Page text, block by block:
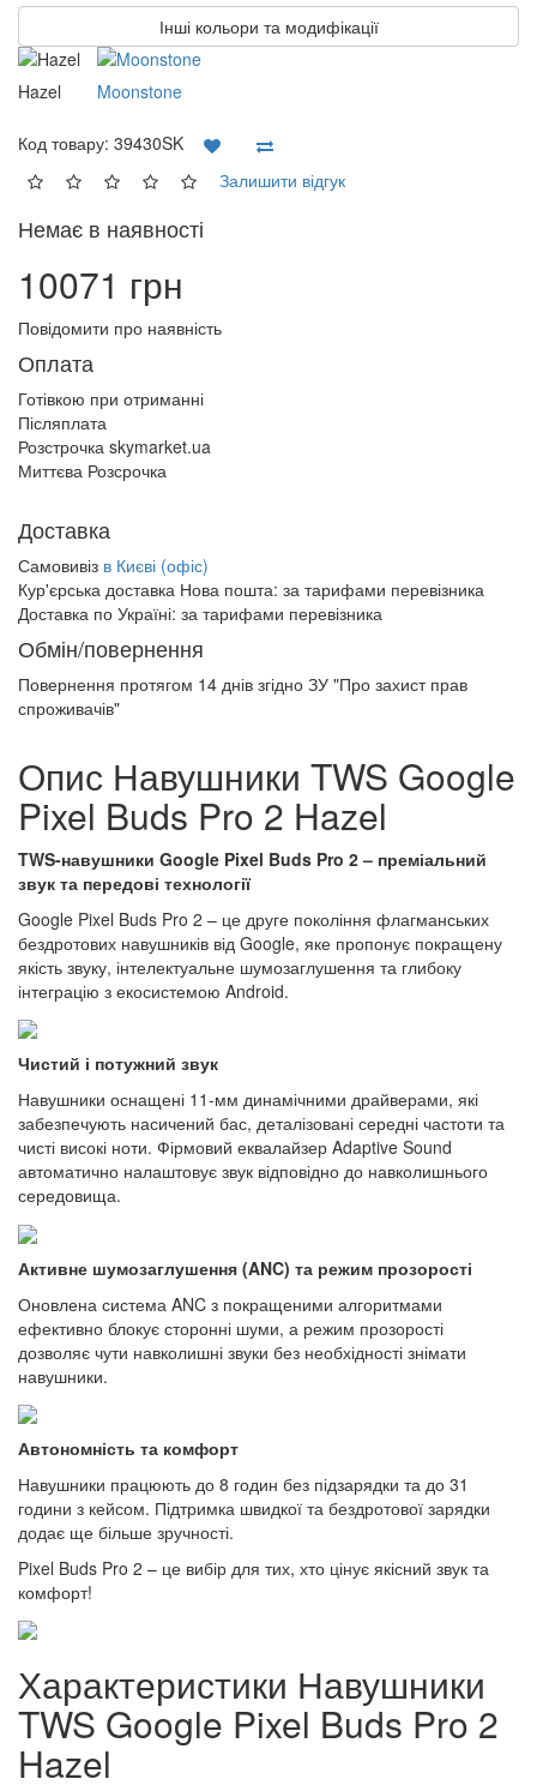
Інші кольори та модифікації
Hazel Moonstone
Код товару: 39430SK
Залишити відгук
Немає в наявності
10071 грн
Повідомити про наявність
Оплата
Готівкою при отриманні
Післяплата
Розстрочка skymarket.ua
Миттєва Розсрочка
Доставка
Самовивіз в Києві (офіс)
Кур'єрська доставка Нова пошта: за тарифами перевізника
Доставка по Україні: за тарифами перевізника
Обмін/повернення
Повернення протягом 14 днів згідно ЗУ "Про захист прав
спроживачів"
Опис Навушники TWS Google
Pixel Buds Pro 2 Hazel
TWS-навушники Google Pixel Buds Pro 2 – преміальний
звук та передові технології
Google Pixel Buds Pro 2 – це друге покоління флагманських
бездротових навушників від Google, яке пропонує покращену
якість звуку, інтелектуальне шумозаглушення та глибоку
інтеграцію з екосистемою Android.
Чистий і потужний звук
Навушники оснащені 11-мм динамічними драйверами, які
забезпечують насичений бас, деталізовані середні частоти та
чисті високі ноти. Фірмовий еквалайзер Adaptive Sound
автоматично налаштовує звук відповідно до навколишнього
середовища.
Активне шумозаглушення (ANC) та режим прозорості
Оновлена система ANC з покращеними алгоритмами
ефективно блокує сторонні шуми, а режим прозорості
дозволяє чути навколишні звуки без необхідності знімати
навушники.
Автономність та комфорт
Навушники працюють до 8 годин без підзарядки та до 31
години з кейсом. Підтримка швидкої та бездротової зарядки
додає ще більше зручності.
Pixel Buds Pro 2 – це вибір для тих, хто цінує якісний звук та
комфорт!
Характеристики Навушники
TWS Google Pixel Buds Pro 2
Hazel